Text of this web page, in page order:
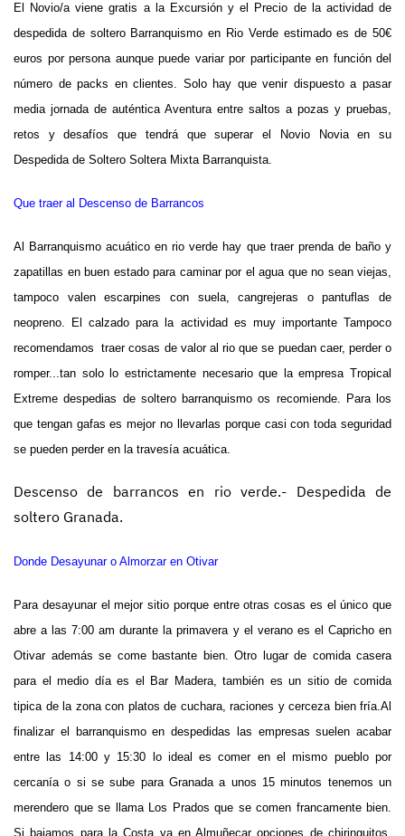
El Novio/a viene gratis a la Excursión y el Precio de la actividad de
despedida de soltero Barranquismo en Rio Verdeestimado es de 50€
euros por persona aunque puede variar por participante en función del
número de packs en clientes. Solo hay que venir dispuesto a pasar
media jornada de auténtica Aventura entre saltos a pozas y pruebas,
retos y desafíos que tendrá que superar el Novio Novia en su
Despedida de Soltero Soltera Mixta Barranquista.
Que traer al Descenso de Barrancos
Al Barranquismo acuático en rio verde hay que traer prenda de baño y
zapatillas en buen estado para caminar por el agua que no sean viejas,
tampoco valen escarpines con suela, cangrejeras o pantuflas de
neopreno. El calzado para la actividad es muy importante Tampoco
recomendamos traer cosas de valor al rio que se puedan caer, perder o
romper...tan solo lo estrictamente necesario que la empresa Tropical
Extreme despedias de soltero barranquismo os recomiende. Para los
que tengan gafas es mejor no llevarlas porque casi con toda seguridad
se pueden perder en la travesía acuática.
Descenso de barrancos en rio verde.- Despedida de
soltero Granada.
Donde Desayunar o Almorzar en Otivar
Para desayunar el mejor sitio porque entre otras cosas es el único que
abre a las 7:00 am durante la primavera y el verano es el Capricho en
Otivar además se come bastante bien. Otro lugar de comida casera
para el medio día es el Bar Madera, también es un sitio de comida
tipica de la zona con platos de cuchara, raciones y cerceza bien fría.Al
finalizar el barranquismo en despedidas las empresas suelen acabar
entre las 14:00 y 15:30 lo ideal es comer en el mismo pueblo por
cercanía o si se sube para Granada a unos 15 minutos tenemos un
merendero que se llama Los Prados que se comen francamente bien.
Si bajamos para la Costa ya en Almuñecar opciones de chiringuitos,